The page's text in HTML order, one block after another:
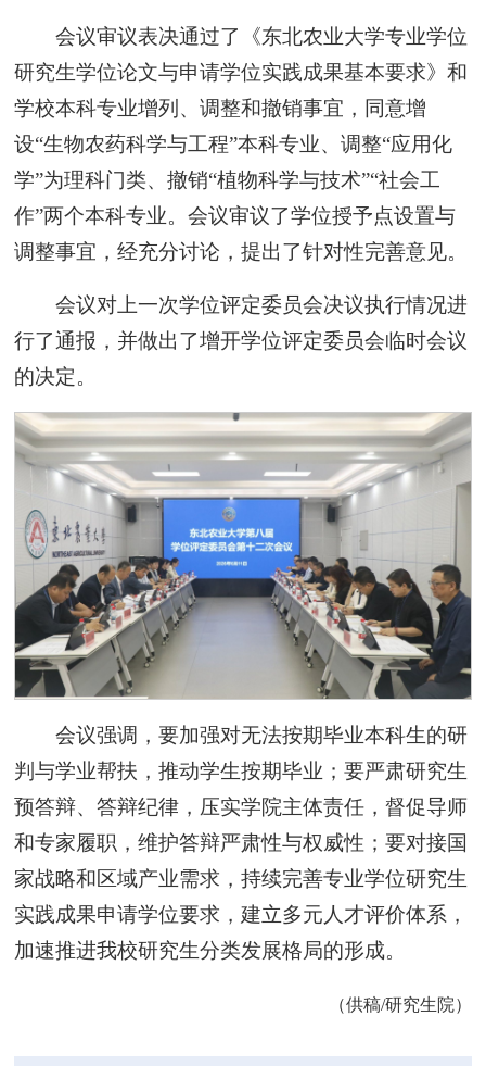
会议审议表决通过了《东北农业大学专业学位
研究生学位论文与申请学位实践成果基本要求》和
学校本科专业增列、调整和撤销事宜，同意增
设“生物农药科学与工程”本科专业、调整“应用化
学”为理科门类、撤销“植物科学与技术”“社会工
作”两个本科专业。会议审议了学位授予点设置与
调整事宜，经充分讨论，提出了针对性完善意见。
会议对上一次学位评定委员会决议执行情况进
行了通报，并做出了增开学位评定委员会临时会议
的决定。
会议强调，要加强对无法按期毕业本科生的研
判与学业帮扶，推动学生按期毕业；要严肃研究生
预答辩、答辩纪律，压实学院主体责任，督促导师
和专家履职，维护答辩严肃性与权威性；要对接国
家战略和区域产业需求，持续完善专业学位研究生
实践成果申请学位要求，建立多元人才评价体系，
加速推进我校研究生分类发展格局的形成。
（供稿/研究生院）